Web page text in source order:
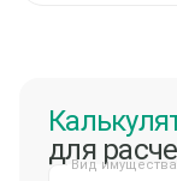
дляВид имущества